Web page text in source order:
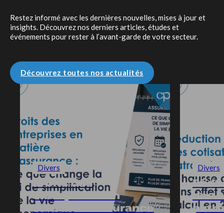
Restez informé avec les dernières nouvelles, mises à jour et
insights. Découvrez nos derniers articles, études et
événements pour rester à l’avant-garde de votre secteur.
Découvrez toutes nos actualités
Divers
Droits des
entreprises en
matière d’assurance
Divers
des